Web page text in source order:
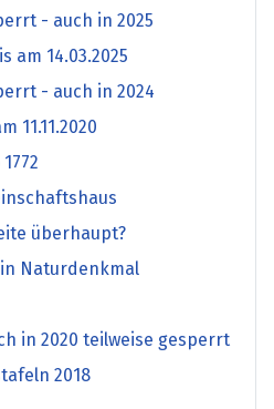
- auch in 2025
am 14.03.2025
- auch in 2024
11.11.2020
überhaupt?
Naturdenkmal
in 2020 teilweise gesperrt
2018